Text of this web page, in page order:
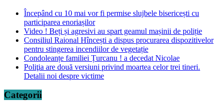
Începând cu 10 mai vor fi permise slujbele bisericești cu
participarea enoriașilor
Video ! Beți și agresivi au spart geamul mașinii de poliție
Consiliul Raional Hîncești a dispus procurarea dispozitivelor
pentru stingerea incendiilor de vegetație
Condoleanțe familiei Țurcanu ! a decedat Nicolae
Poliţia are două versiuni privind moartea celor trei tineri.
Detalii noi despre victime
Categorii